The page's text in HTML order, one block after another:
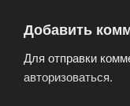
Добавить
Для отправки
авторизоваться.